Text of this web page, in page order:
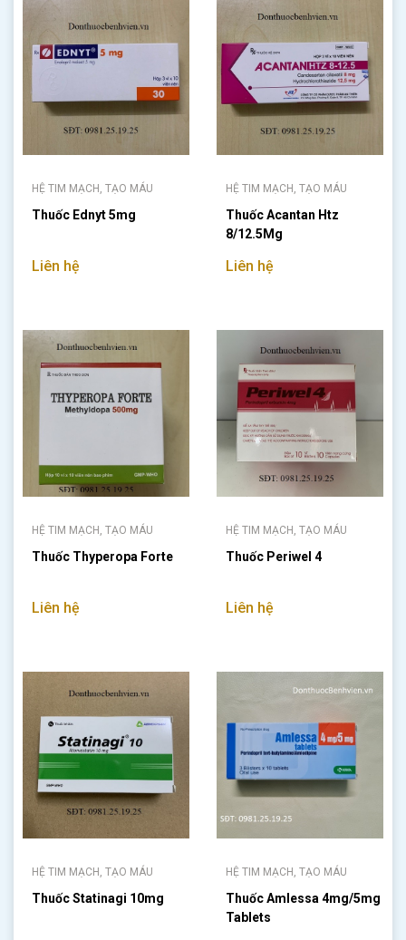
HỆ TIM MẠCH, TẠO MÁU
Thuốc Ednyt 5mg
Liên hệ
HỆ TIM MẠCH, TẠO MÁU
Thuốc Acantan Htz
8/12.5Mg
Liên hệ
HỆ TIM MẠCH, TẠO MÁU
Thuốc Thyperopa Forte
Liên hệ
HỆ TIM MẠCH, TẠO MÁU
Thuốc Periwel 4
Liên hệ
HỆ TIM MẠCH, TẠO MÁU
Thuốc Statinagi 10mg
HỆ TIM MẠCH, TẠO MÁU
Thuốc Amlessa 4mg/5mg
Tablets